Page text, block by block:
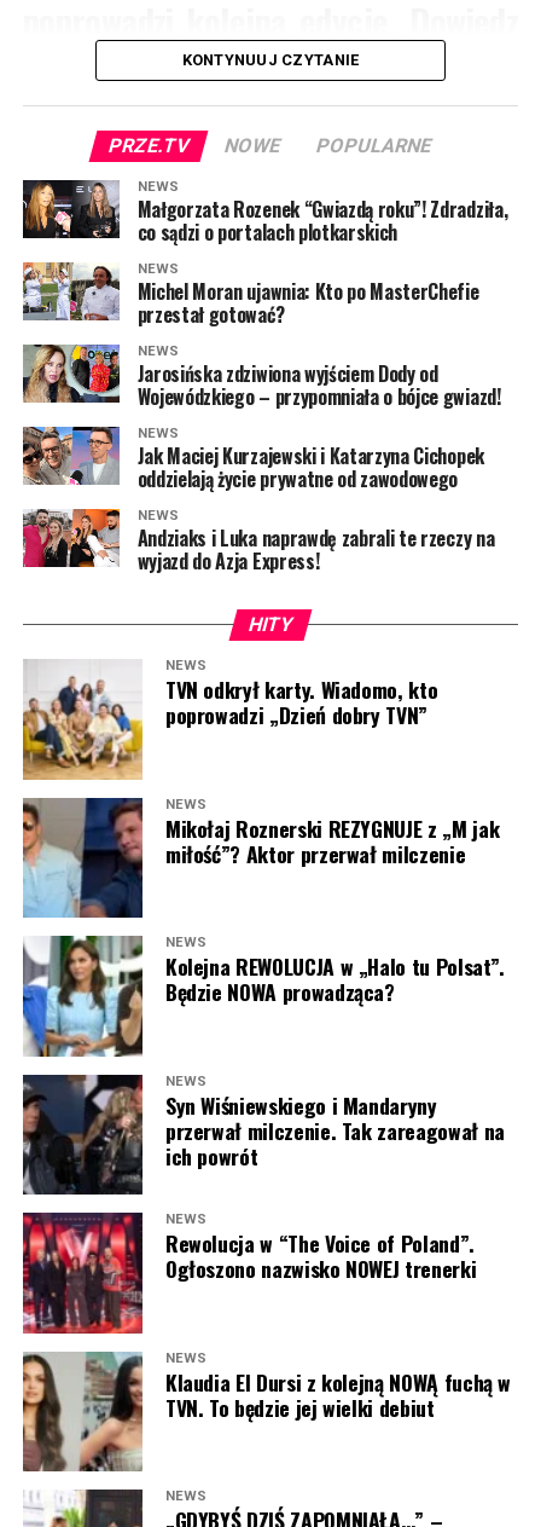
się więcej!
Polsatunie brakowało głośnych ogłoszeń. Stacja
zaprezentowała zarówno swoje największe hity, jak i
zupełnie nowe propozycje na nadchodzące miesiące.
Wśród wszystkich zapowiedzi szczególną uwagę
przykuła jednak informacja o przejęciu jednego z
najpopularniejszych rodzinnych formatów ostatnich lat
–„LEGO Masters”. To właśnie ta wiadomość wywołała
największe poruszenie wśród zgromadzonych gości i
przedstawicieli mediów.
Informacja jest o tyle zaskakująca, że jeszcze kilka
tygodni temuTVN Warner Bros. Discoveryoficjalnie
potwierdził zakończenie produkcji programu. Biuro
prasowe stacji przekazało w rozmowie z serwisem
Wirtualne Media, że „LEGO Masters”nie doczeka się
kolejnych sezonów na antenie
zamierza postawić na nowe formaty i odświeżenie swojej
„Po kilku sezonach zrezygnowaliśmy z realizacji
programu ‘Lego Masters’. Już tej jesieni
zaprezentujemy widzom nowości, w tym formaty,
które podbiły serca publiczności na całym świecie”.
Przedstawiciele stacji podkreślili, że decyzja wpisuje się
w szerszą strategię odświeżania ramówki i inwestowania
w nowe formaty.
„Strategia programowa TVN zakłada regularne
odświeżanie oferty i inwestowanie w nowe formaty”
– wspomniano.
POLECAMY: Tłum gwiazd na ramówce Polsatu: Englert,
Mandaryna, Kuna [FOTO]
“LEGO Masters” od jesieni w
Polsacie. Zaskoczeni?
Program„LEGO Masters” zadebiutował na antenie
TVNw listopadzie 2020 roku i błyskawicznie podbił
serca widzów. Format wyróżniał się nie tylko
spektakularnymi budowlami z klocków LEGO, ale także
rodzinną atmosferą i kreatywnymi wyzwaniami, w
których uczestnicy mogli wykazać się wyobraźnią oraz
niezwykłymi umiejętnościami. Z sezonu na sezon
produkcja zyskiwała coraz większą grupę wiernych
fanów.
KONTYNUUJ CZYTANIE
PRZE.TV NOWE POPULARNE
NEWS
Małgorzata Rozenek “Gwiazdą roku”! Zdradziła,
co sądzi o portalach plotkarskich
NEWS
Michel Moran ujawnia: Kto po MasterChefie
przestał gotować?
NEWS
Jarosińska zdziwiona wyjściem Dody od
Wojewódzkiego – przypomniała o bójce gwiazd!
NEWS
Jak Maciej Kurzajewski i Katarzyna Cichopek
oddzielają życie prywatne od zawodowego
NEWS
Andziaks i Luka naprawdę zabrali te rzeczy na
wyjazd do Azja Express!
HITY
NEWS
TVN odkrył karty. Wiadomo, kto
poprowadzi „Dzień dobry TVN”
NEWS
Mikołaj Roznerski REZYGNUJE z „M jak
miłość”? Aktor przerwał milczenie
NEWS
Kolejna REWOLUCJA w „Halo tu Polsat”.
Będzie NOWA prowadząca?
NEWS
Syn Wiśniewskiego i Mandaryny
przerwał milczenie. Tak zareagował na
ich powrót
NEWS
Rewolucja w “The Voice of Poland”.
Ogłoszono nazwisko NOWEJ trenerki
NEWS
Klaudia El Dursi z kolejną NOWĄ fuchą w
TVN. To będzie jej wielki debiut
NEWS
„GDYBYŚ DZIŚ ZAPOMNIAŁA…” –